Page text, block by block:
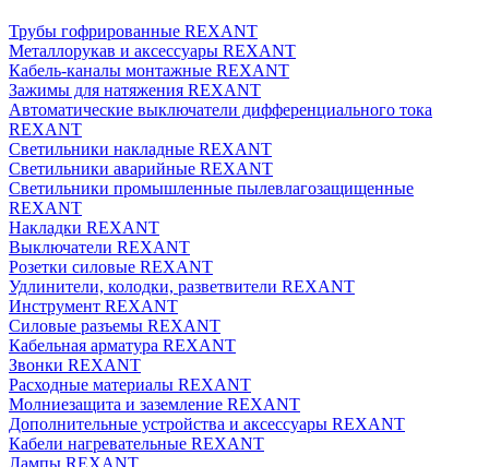
Трубы гофрированные REXANT
Металлорукав и аксессуары REXANT
Кабель-каналы монтажные REXANT
Зажимы для натяжения REXANT
Автоматические выключатели дифференциального тока
REXANT
Светильники накладные REXANT
Светильники аварийные REXANT
Светильники промышленные пылевлагозащищенные
REXANT
Накладки REXANT
Выключатели REXANT
Розетки силовые REXANT
Удлинители, колодки, разветвители REXANT
Инструмент REXANT
Силовые разъемы REXANT
Кабельная арматура REXANT
Звонки REXANT
Расходные материалы REXANT
Молниезащита и заземление REXANT
Дополнительные устройства и аксессуары REXANT
Кабели нагревательные REXANT
Лампы REXANT